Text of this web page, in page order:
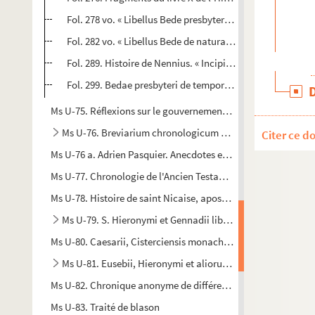
Fol. 278 vo. « Libellus Bede presbyteri de temporibus
Fol. 282 vo. « Libellus Bede de natura mundi. De
Fol. 289. Histoire de Nennius. « Incipit liber Gilde
Fol. 299. Bedae presbyteri de temporibus liber
Ms U-75. Réflexions sur le gouvernement de France (1731-
Ms U-76. Breviarium chronologicum ordinis fratrum
Ms U-76 a. Adrien Pasquier. Anecdotes ecclésiastiques, ou
Ms U-77. Chronologie de l'Ancien Testament, jusqu'à Jésus-
Ms U-78. Histoire de saint Nicaise, apostre, martyr et patron
Ms U-79. S. Hieronymi et Gennadii libri de viris illustribus
Ms U-80. Caesarii, Cisterciensis monachi, dialogorum libri
Ms U-81. Eusebii, Hieronymi et aliorum chronica
Ms U-82. Chronique anonyme de différents événements
Ms U-83. Traité de blason
Citer ce